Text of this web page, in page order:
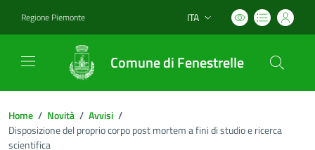
Regione Piemonte Lingua attiva:
ITA
Comune di Fenestrelle
Home / Novità / Avvisi /
Disposizione del proprio corpo post mortem a fini di studio e ricerca
scientifica